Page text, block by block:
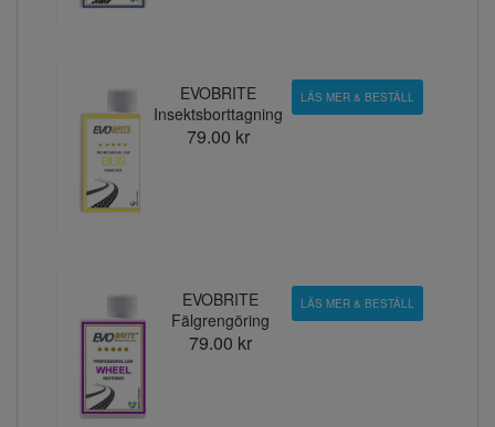
EVOBRITE
Insektsborttagning
79.00 kr
LÄS MER & BESTÄLL
EVOBRITE
Fälgrengöring
79.00 kr
LÄS MER & BESTÄLL